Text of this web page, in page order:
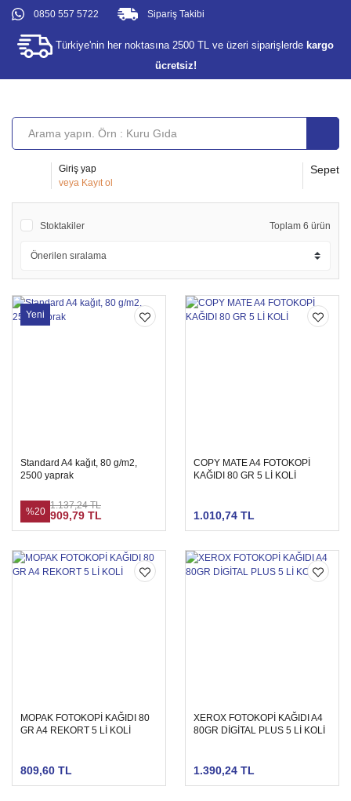
0850 557 5722
Türkiye'nin her noktasına 2500 TL ve üzeri siparişlerde kargo
ücretsiz!
Sipariş Takibi
Giriş yap
veya Kayıt ol
Sepet
Stoktakiler Toplam 6 ürün
Yeni
Standard A4 kağıt, 80 g/m2,
2500 yaprak
%20
1.137,24 TL
909,79 TL
COPY MATE A4 FOTOKOPİ
KAĞIDI 80 GR 5 Lİ KOLİ
1.010,74 TL
MOPAK FOTOKOPİ KAĞIDI 80
GR A4 REKORT 5 Lİ KOLİ
809,60 TL
XEROX FOTOKOPİ KAĞIDI A4
80GR DİGİTAL PLUS 5 Lİ KOLİ
1.390,24 TL